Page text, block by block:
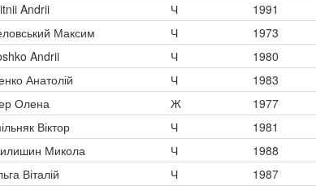
Andrii Ч 1991
Максим Ч 1973
Andrii Ч 1980
Анатолій Ч 1983
Олена Ж 1977
Віктор Ч 1981
Микола Ч 1988
Віталій Ч 1987